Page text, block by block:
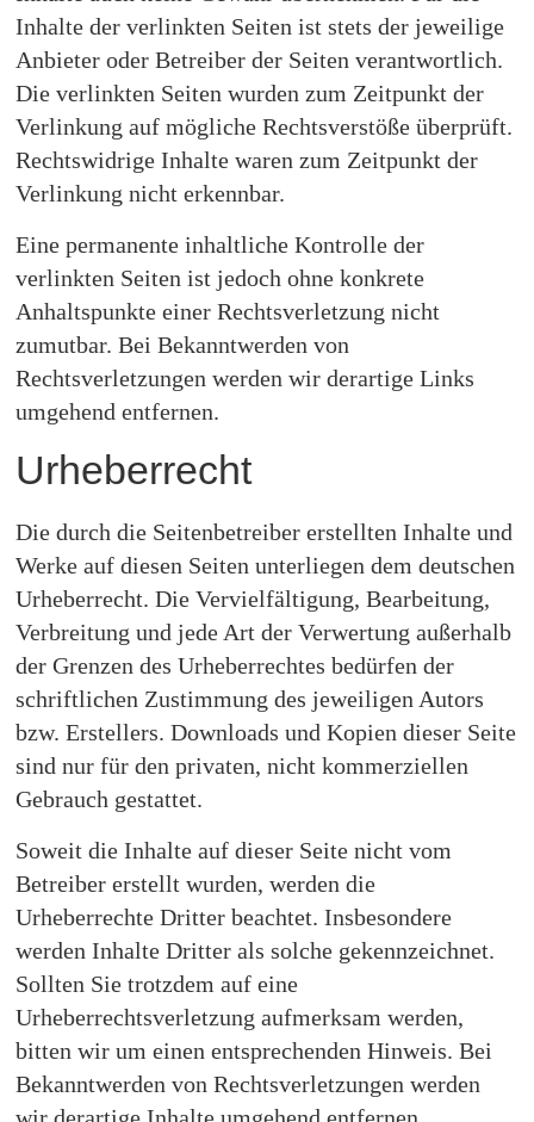
Inhalte der verlinkten Seiten ist stets der jeweilige
Anbieter oder Betreiber der Seiten verantwortlich.
Die verlinkten Seiten wurden zum Zeitpunkt der
Verlinkung auf mögliche Rechtsverstöße überprüft.
Rechtswidrige Inhalte waren zum Zeitpunkt der
Verlinkung nicht erkennbar.
Eine permanente inhaltliche Kontrolle der
verlinkten Seiten ist jedoch ohne konkrete
Anhaltspunkte einer Rechtsverletzung nicht
zumutbar. Bei Bekanntwerden von
Rechtsverletzungen werden wir derartige Links
umgehend entfernen.
Urheberrecht
Die durch die Seitenbetreiber erstellten Inhalte und
Werke auf diesen Seiten unterliegen dem deutschen
Urheberrecht. Die Vervielfältigung, Bearbeitung,
Verbreitung und jede Art der Verwertung außerhalb
der Grenzen des Urheberrechtes bedürfen der
schriftlichen Zustimmung des jeweiligen Autors
bzw. Erstellers. Downloads und Kopien dieser Seite
sind nur für den privaten, nicht kommerziellen
Gebrauch gestattet.
Soweit die Inhalte auf dieser Seite nicht vom
Betreiber erstellt wurden, werden die
Urheberrechte Dritter beachtet. Insbesondere
werden Inhalte Dritter als solche gekennzeichnet.
Sollten Sie trotzdem auf eine
Urheberrechtsverletzung aufmerksam werden,
bitten wir um einen entsprechenden Hinweis. Bei
Bekanntwerden von Rechtsverletzungen werden